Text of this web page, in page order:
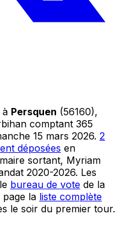
à Persquen (56160),
comptant 365
15 mars 2026. 2
déposées en
sortant, Myriam
2020-2026. Les
bureau de vote de la
la liste complète
le soir du premier tour.